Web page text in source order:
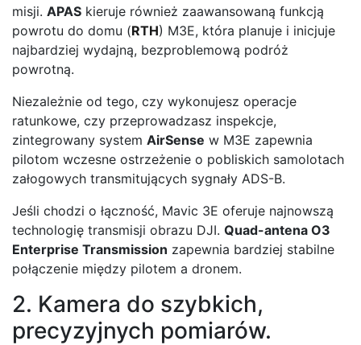
misji. APAS kieruje również zaawansowaną funkcją
powrotu do domu (RTH) M3E, która planuje i inicjuje
najbardziej wydajną, bezproblemową podróż
powrotną.
Niezależnie od tego, czy wykonujesz operacje
ratunkowe, czy przeprowadzasz inspekcje,
zintegrowany system AirSense w M3E zapewnia
pilotom wczesne ostrzeżenie o pobliskich samolotach
załogowych transmitujących sygnały ADS-B.
Jeśli chodzi o łączność, Mavic 3E oferuje najnowszą
technologię transmisji obrazu DJI. Quad-antena O3
Enterprise Transmission zapewnia bardziej stabilne
połączenie między pilotem a dronem.
2. Kamera do szybkich,
precyzyjnych pomiarów.